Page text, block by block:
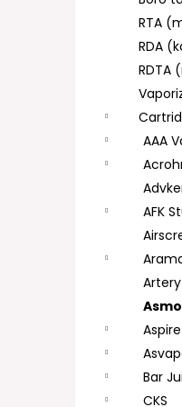
RTA
RDA
RDTA
AAA
AFK
Artery
Aspire
Bar
CKS
DEKANG
154 Kč
Původně: